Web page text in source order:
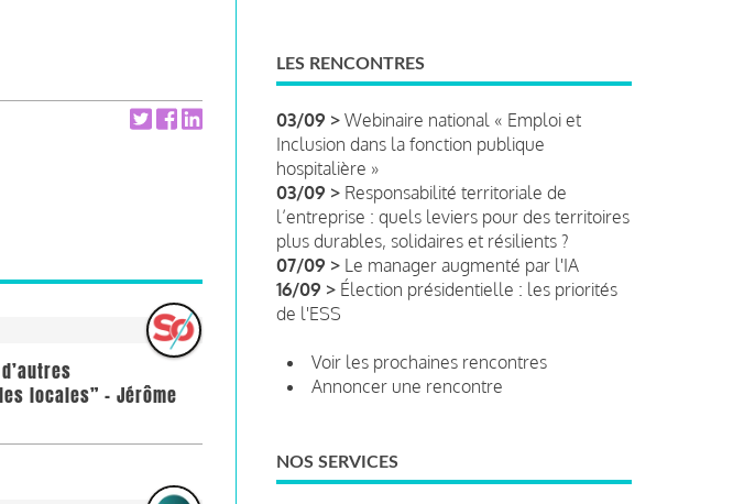
locales” - Jérôme
LES RENCONTRES
03/09 > Webinaire national « Emploi et
Inclusion dans la fonction publique
hospitalière »
03/09 > Responsabilité territoriale de
l’entreprise : quels leviers pour des territoires
plus durables, solidaires et résilients ?
07/09 > Le manager augmenté par l'IA
16/09 > Élection présidentielle : les priorités
de l'ESS
Voir les prochaines rencontres
Annoncer une rencontre
NOS SERVICES